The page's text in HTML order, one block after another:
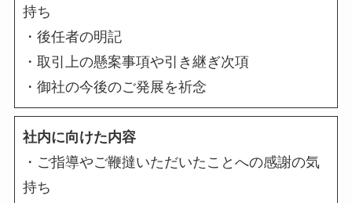
持ち
・後任者の明記
・取引上の懸案事項や引き継ぎ次項
・御社の今後のご発展を祈念
社内に向けた内容
・ご指導やご鞭撻いただいたことへの感謝の気
持ち